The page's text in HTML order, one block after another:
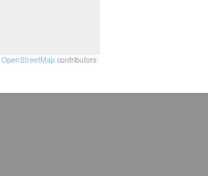
OpenStreetMapcontributors